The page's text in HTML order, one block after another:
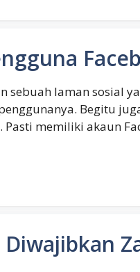
sebuah laman sosial
Begitu
Pasti memiliki akaun